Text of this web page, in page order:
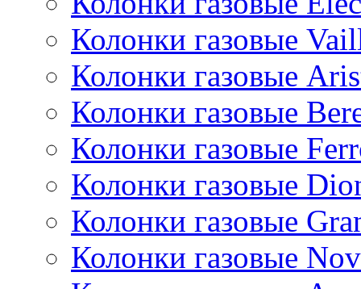
Колонки газовые
Колонки газовые
Колонки газовые
Колонки газовые
Колонки газовые
Колонки газовые
Колонки газовые